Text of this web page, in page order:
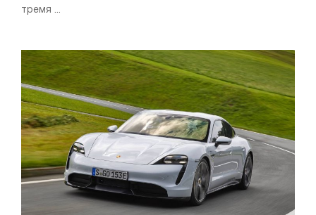
тремя ...